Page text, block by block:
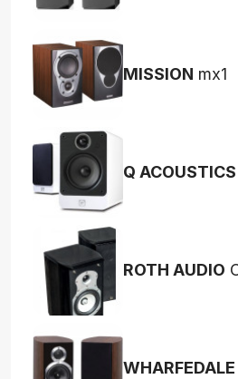
MISSION mx1
Q ACOUSTICS
ROTH AUDIO
WHARFEDALE